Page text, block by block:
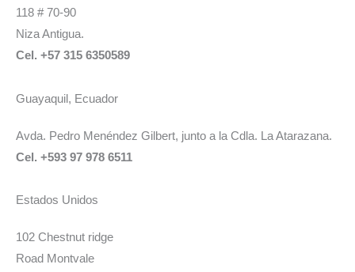
118 # 70-90
Niza Antigua.
Cel. +57 315 6350589
Guayaquil, Ecuador
Avda. Pedro Menéndez Gilbert, junto a la Cdla. La Atarazana.
Cel. +593 97 978 6511
Estados Unidos
102 Chestnut ridge
Road Montvale